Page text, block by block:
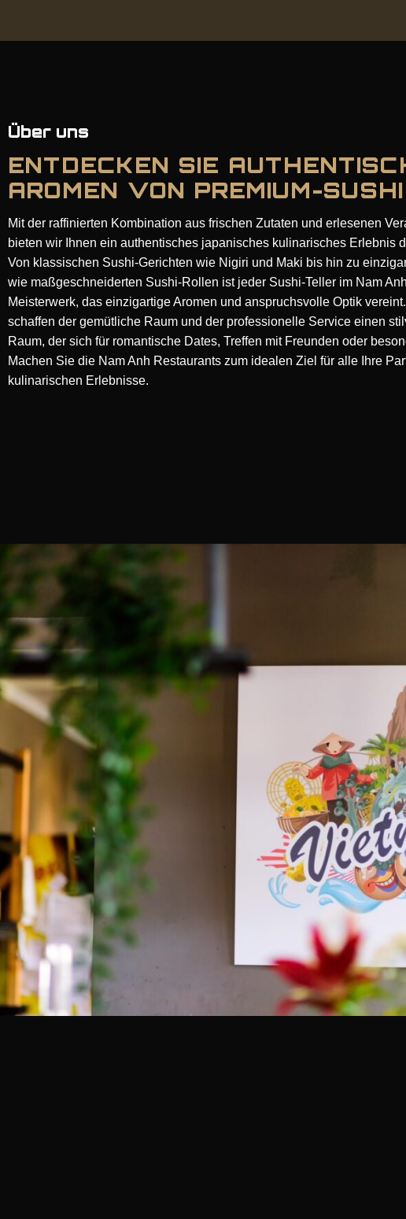
Über uns
ENTDECKEN SIE
AROMEN VON PREMIUM-SUSHI
Mit der raffinierten Kombination aus frischen Zutaten und erlesenen
bieten wir Ihnen ein authentisches japanisches kulinarisches Erlebnis
Von klassischen Sushi-Gerichten wie Nigiri und Maki bis hin zu
wie maßgeschneiderten Sushi-Rollen ist jeder Sushi-Teller im Nam
Meisterwerk, das einzigartige Aromen und anspruchsvolle Optik
schaffen der gemütliche Raum und der professionelle Service einen
Raum, der sich für romantische Dates, Treffen mit Freunden oder
Machen Sie die Nam Anh Restaurants zum idealen Ziel für alle Ihre
kulinarischen Erlebnisse.